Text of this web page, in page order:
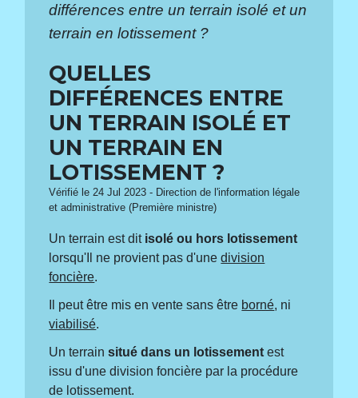
différences entre un terrain isolé et un
terrain en lotissement ?
QUELLES
DIFFÉRENCES ENTRE
UN TERRAIN ISOLÉ ET
UN TERRAIN EN
LOTISSEMENT ?
Vérifié le 24 Jul 2023 - Direction de l'information légale
et administrative (Première ministre)
Un terrain est dit isolé ou hors lotissement
lorsqu'Il ne provient pas d'unedivision
foncière.
Il peut être mis en vente sans être borné, ni
viabilisé.
Un terrainsitué dans un lotissement est
issu d'une division foncière par la procédure
de lotissement.